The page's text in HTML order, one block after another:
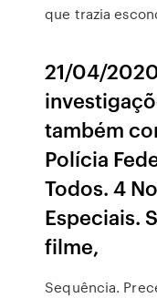
que trazia
21/04/
também
Polícia
Todos. 4
Especiais.
filme,
Sequência.